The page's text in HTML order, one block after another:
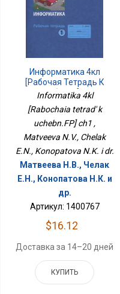
Информатика 4кл
[Рабочая Тетрадь К
Учебн.ФП] Ч1
Informatika 4kl
[Rabochaia tetrad' k
uchebn.FP] ch1 ,
Matveeva N.V., Chelak
E.N., Konopatova N.K. i dr.
Матвеева Н.В., Челак
Е.Н., Конопатова Н.К. и
др.
Артикул: 1400767
$16.12
Доставка за 14–20 дней
КУПИТЬ